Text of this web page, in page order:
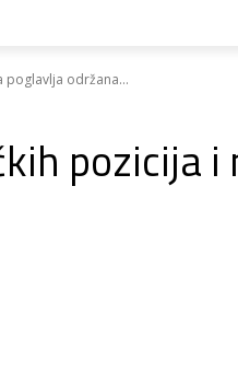
poglavlja održana...
pozicija